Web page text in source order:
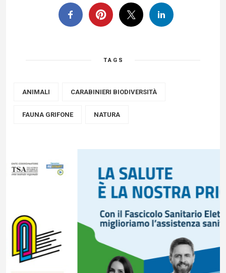
TAGS
ANIMALI CARABINIERI BIODIVERSITÀ
FAUNA GRIFONE NATURA